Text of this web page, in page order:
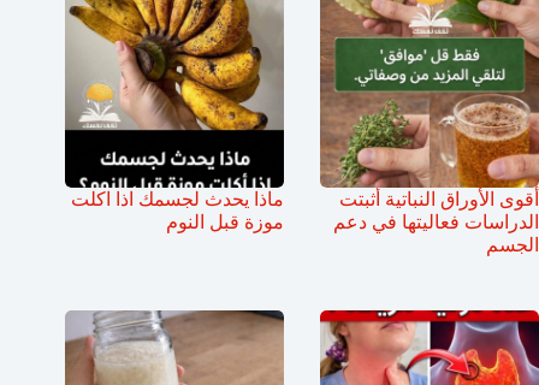
أقوى الأوراق النباتية أثبتت
الدراسات فعاليتها في دعم
الجسم
ماذا يحدث لجسمك اذا اكلت
موزة قبل النوم